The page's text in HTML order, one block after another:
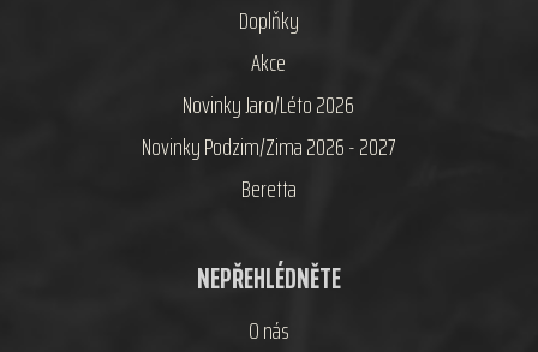
Doplňky
Akce
Novinky Jaro/Léto 2026
Novinky Podzim/Zima 2026 - 2027
Beretta
NEPŘEHLÉDNĚTE
O nás